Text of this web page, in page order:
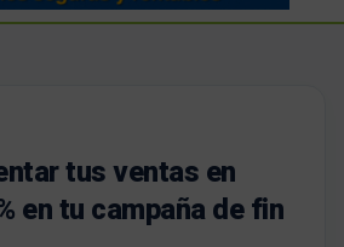
tus ventas en
en tu campaña de fin